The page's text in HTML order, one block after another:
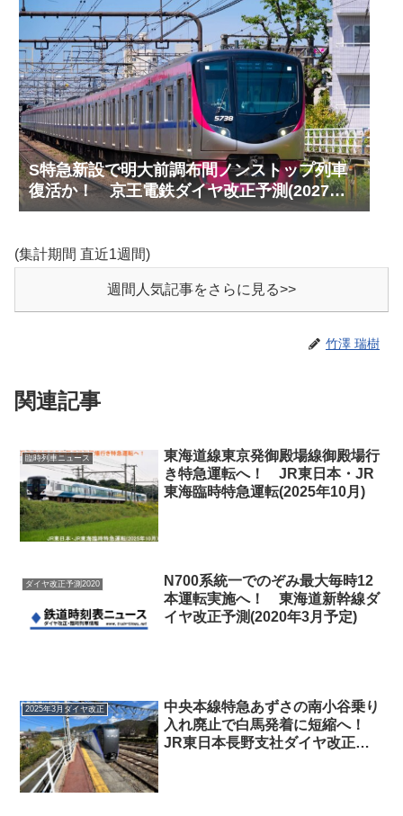
S特急新設で明大前調布間ノンストップ列車
復活か！ 京王電鉄ダイヤ改正予測(2027年
以降予定)
(集計期間 直近1週間)
週間人気記事をさらに見る>>
竹澤 瑞樹
関連記事
臨時列車ニュース
東海道線東京発御殿場線御殿場行
き特急運転へ！ JR東日本・JR
東海臨時特急運転(2025年10月)
ダイヤ改正予測2020
N700系統一でのぞみ最大毎時12
本運転実施へ！ 東海道新幹線ダ
イヤ改正予測(2020年3月予定)
2025年3月ダイヤ改正
中央本線特急あずさの南小谷乗り
入れ廃止で白馬発着に短縮へ！
JR東日本長野支社ダイヤ改正